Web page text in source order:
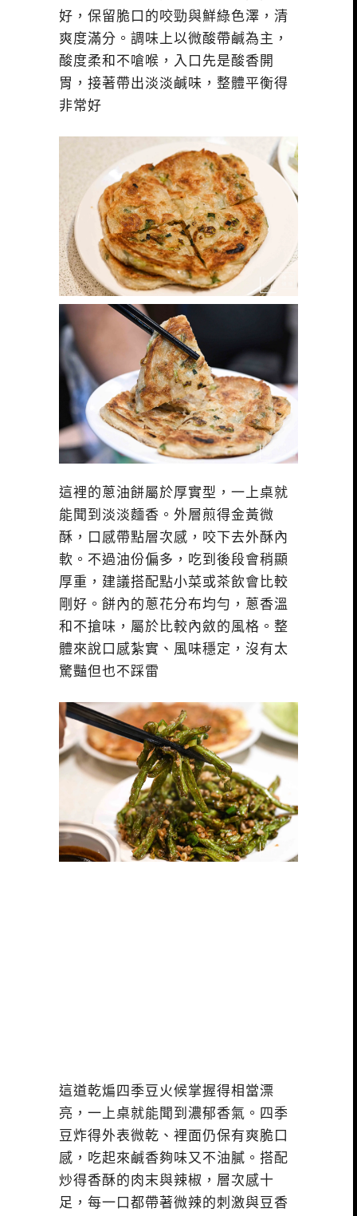
好，保留脆口的咬勁與鮮綠色澤，清
爽度滿分。調味上以微酸帶鹹為主，
酸度柔和不嗆喉，入口先是酸香開
胃，接著帶出淡淡鹹味，整體平衡得
非常好
這裡的蔥油餅屬於厚實型，一上桌就
能聞到淡淡麵香。外層煎得金黃微
酥，口感帶點層次感，咬下去外酥內
軟。不過油份偏多，吃到後段會稍顯
厚重，建議搭配點小菜或茶飲會比較
剛好。餅內的蔥花分布均勻，蔥香溫
和不搶味，屬於比較內斂的風格。整
體來說口感紮實、風味穩定，沒有太
驚豔但也不踩雷
這道乾煸四季豆火候掌握得相當漂
亮，一上桌就能聞到濃郁香氣。四季
豆炸得外表微乾、裡面仍保有爽脆口
感，吃起來鹹香夠味又不油膩。搭配
炒得香酥的肉末與辣椒，層次感十
足，每一口都帶著微辣的刺激與豆香